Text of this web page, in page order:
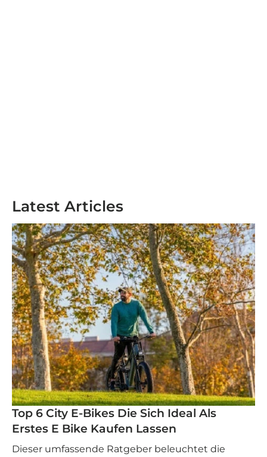
Latest Articles
Top 6 City E-Bikes Die Sich Ideal Als
Erstes E Bike Kaufen Lassen
Dieser umfassende Ratgeber beleuchtet die